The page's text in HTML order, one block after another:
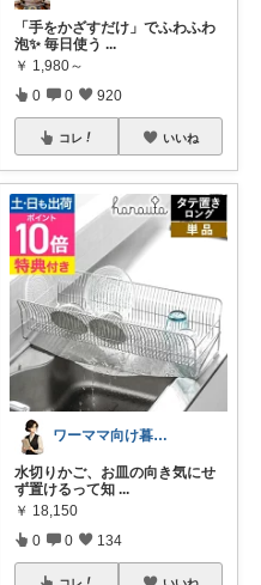
「手をかざすだけ」でふわふわ
泡✨ 毎日使う ...
￥ 1,980～
0 0 920
コレ いいね
ワーママ向け暮らしの便利グッズROOM
水切りかご、お皿の向き気にせ
ず置けるって知 ...
￥ 18,150
0 0 134
コレ いいね